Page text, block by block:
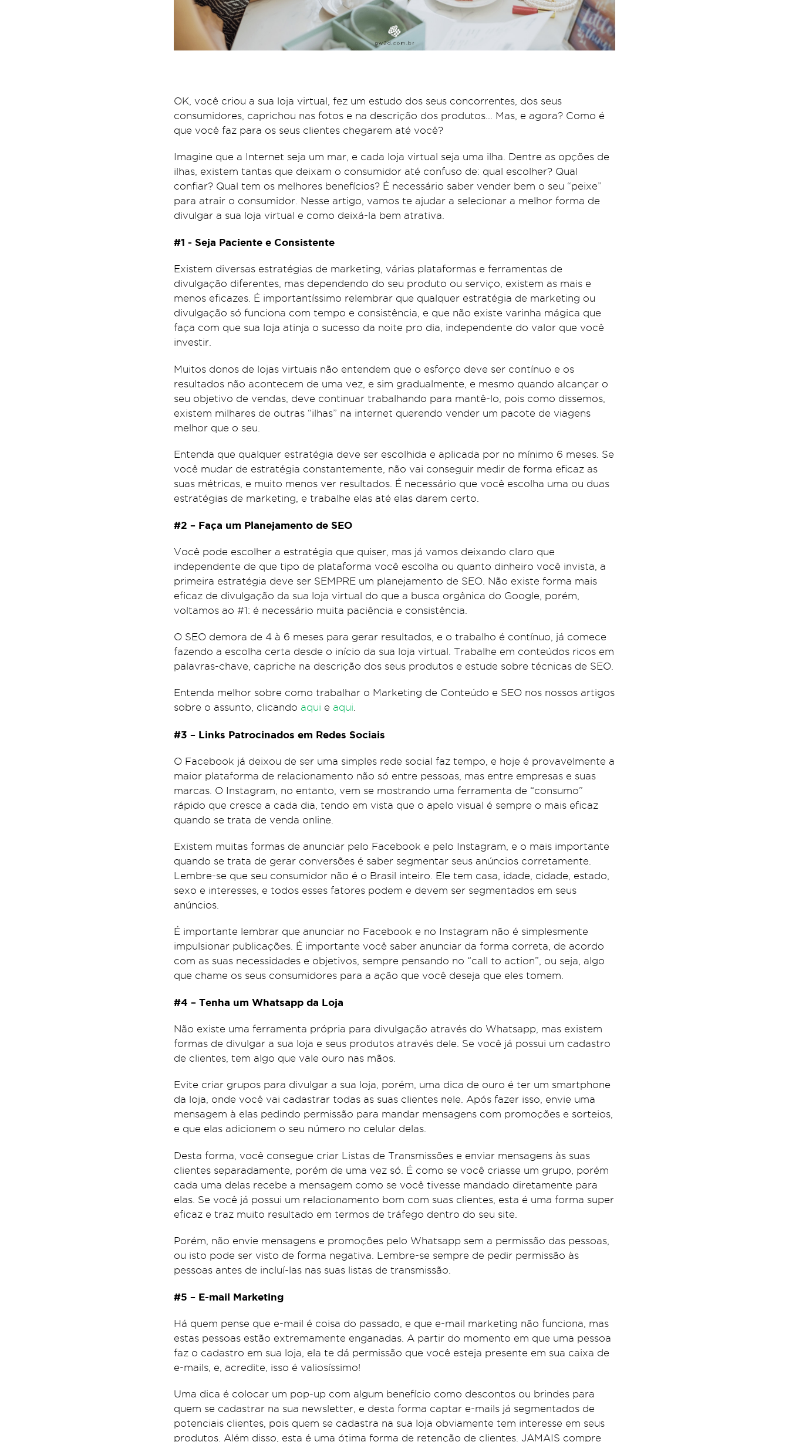
OK, você criou a sua loja virtual, fez um estudo dos seus concorrentes, dos seus
consumidores, caprichou nas fotos e na descrição dos produtos... Mas, e agora? Como é
que você faz para os seus clientes chegarem até você?
Imagine que a Internet seja um mar, e cada loja virtual seja uma ilha. Dentre as opções de
ilhas, existem tantas que deixam o consumidor até confuso de: qual escolher? Qual
confiar? Qual tem os melhores benefícios? É necessário saber vender bem o seu “peixe”
para atrair o consumidor. Nesse artigo, vamos te ajudar a selecionar a melhor forma de
divulgar a sua loja virtual e como deixá-la bem atrativa.
#1 - Seja Paciente e Consistente
Existem diversas estratégias de marketing, várias plataformas e ferramentas de
divulgação diferentes, mas dependendo do seu produto ou serviço, existem as mais e
menos eficazes. É importantíssimo relembrar que qualquer estratégia de marketing ou
divulgação só funciona com tempo e consistência, e que não existe varinha mágica que
faça com que sua loja atinja o sucesso da noite pro dia, independente do valor que você
investir.
Muitos donos de lojas virtuais não entendem que o esforço deve ser contínuo e os
resultados não acontecem de uma vez, e sim gradualmente, e mesmo quando alcançar o
seu objetivo de vendas, deve continuar trabalhando para mantê-lo, pois como dissemos,
existem milhares de outras “ilhas” na internet querendo vender um pacote de viagens
melhor que o seu.
Entenda que qualquer estratégia deve ser escolhida e aplicada por no mínimo 6 meses. Se
você mudar de estratégia constantemente, não vai conseguir medir de forma eficaz as
suas métricas, e muito menos ver resultados. É necessário que você escolha uma ou duas
estratégias de marketing, e trabalhe elas até elas darem certo.
#2 – Faça um Planejamento de SEO
Você pode escolher a estratégia que quiser, mas já vamos deixando claro que
independente de que tipo de plataforma você escolha ou quanto dinheiro você invista, a
primeira estratégia deve ser SEMPRE um planejamento de SEO. Não existe forma mais
eficaz de divulgação da sua loja virtual do que a busca orgânica do Google, porém,
voltamos ao #1: é necessário muita paciência e consistência.
O SEO demora de 4 à 6 meses para gerar resultados, e o trabalho é contínuo, já comece
fazendo a escolha certa desde o início da sua loja virtual. Trabalhe em conteúdos ricos em
palavras-chave, capriche na descrição dos seus produtos e estude sobre técnicas de SEO.
Entenda melhor sobre como trabalhar o Marketing de Conteúdo e SEO nos nossos artigos
sobre o assunto, clicando aqui e aqui
#3 – Links Patrocinados em Redes Sociais
O Facebook já deixou de ser uma simples rede social faz tempo, e hoje é provavelmente a
maior plataforma de relacionamento não só entre pessoas, mas entre empresas e suas
marcas. O Instagram, no entanto, vem se mostrando uma ferramenta de “consumo”
rápido que cresce a cada dia, tendo em vista que o apelo visual é sempre o mais eficaz
quando se trata de venda online.
Existem muitas formas de anunciar pelo Facebook e pelo Instagram, e o mais importante
quando se trata de gerar conversões é saber segmentar seus anúncios corretamente.
Lembre-se que seu consumidor não é o Brasil inteiro. Ele tem casa, idade, cidade, estado,
sexo e interesses, e todos esses fatores podem e devem ser segmentados em seus
anúncios.
É importante lembrar que anunciar no Facebook e no Instagram não é simplesmente
impulsionar publicações. É importante você saber anunciar da forma correta, de acordo
com as suas necessidades e objetivos, sempre pensando no “call to action”, ou seja, algo
que chame os seus consumidores para a ação que você deseja que eles tomem.
#4 – Tenha um Whatsapp da Loja
Não existe uma ferramenta própria para divulgação através do Whatsapp, mas existem
formas de divulgar a sua loja e seus produtos através dele. Se você já possui um cadastro
de clientes, tem algo que vale ouro nas mãos.
Evite criar grupos para divulgar a sua loja, porém, uma dica de ouro é ter um smartphone
da loja, onde você vai cadastrar todas as suas clientes nele. Após fazer isso, envie uma
mensagem à elas pedindo permissão para mandar mensagens com promoções e sorteios,
e que elas adicionem o seu número no celular delas.
Desta forma, você consegue criar Listas de Transmissões e enviar mensagens às suas
clientes separadamente, porém de uma vez só. É como se você criasse um grupo, porém
cada uma delas recebe a mensagem como se você tivesse mandado diretamente para
elas. Se você já possui um relacionamento bom com suas clientes, esta é uma forma super
eficaz e traz muito resultado em termos de tráfego dentro do seu site.
Porém, não envie mensagens e promoções pelo Whatsapp sem a permissão das pessoas,
ou isto pode ser visto de forma negativa. Lembre-se sempre de pedir permissão às
pessoas antes de incluí-las nas suas listas de transmissão.
#5 – E-mail Marketing
Há quem pense que e-mail é coisa do passado, e que e-mail marketing não funciona, mas
estas pessoas estão extremamente enganadas. A partir do momento em que uma pessoa
faz o cadastro em sua loja, ela te dá permissão que você esteja presente em sua caixa de
e-mails, e, acredite, isso é valiosíssimo!
Uma dica é colocar um pop-up com algum benefício como descontos ou brindes para
quem se cadastrar na sua newsletter, e desta forma captar e-mails já segmentados de
potenciais clientes, pois quem se cadastra na sua loja obviamente tem interesse em seus
produtos. Além disso, esta é uma ótima forma de retenção de clientes. JAMAIS compre